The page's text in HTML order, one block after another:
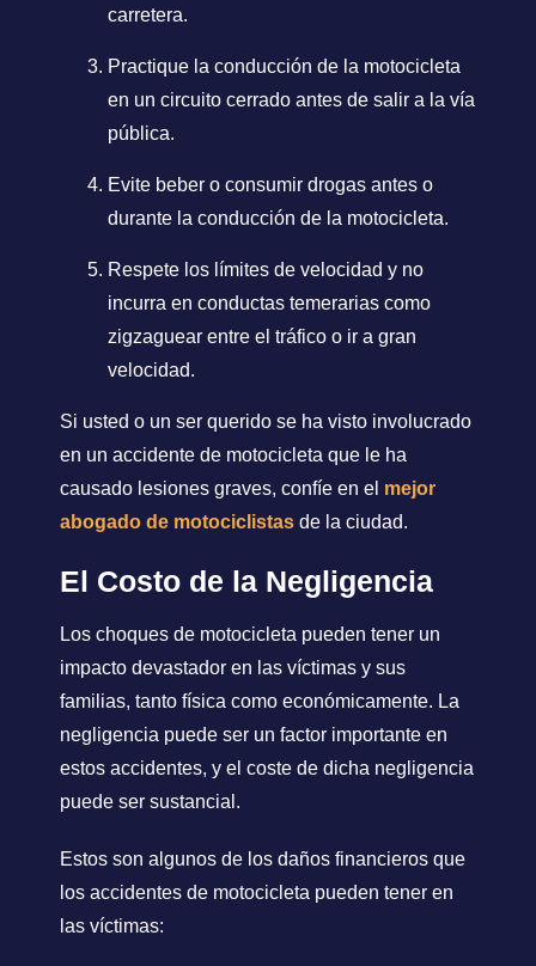
carretera.
Practique la conducción de la motocicleta
en un circuito cerrado antes de salir a la vía
pública.
Evite beber o consumir drogas antes o
durante la conducción de la motocicleta.
Respete los límites de velocidad y no
incurra en conductas temerarias como
zigzaguear entre el tráfico o ir a gran
velocidad.
Si usted o un ser querido se ha visto involucrado
en un accidente de motocicleta que le ha
causado lesiones graves, confíe en el mejor
abogado de motociclistas de la ciudad.
El Costo de la Negligencia
Los choques de motocicleta pueden tener un
impacto devastador en las víctimas y sus
familias, tanto física como económicamente. La
negligencia puede ser un factor importante en
estos accidentes, y el coste de dicha negligencia
puede ser sustancial.
Estos son algunos de los daños financieros que
los accidentes de motocicleta pueden tener en
las víctimas: